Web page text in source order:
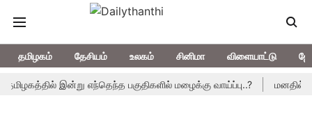
தமிழகம் தேசியம் உலகம் சினிமா விளையாட்டு
இன்று எந்தெந்த பகுதிகளில் மழைக்கு வாய்ப்பு..? மனதில்